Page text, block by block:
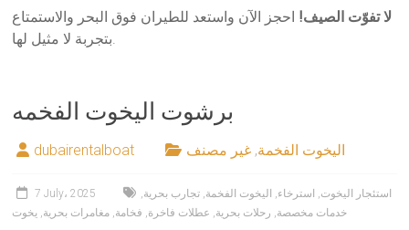
لا تفوّت الصيف! احجز الآن واستعد للطيران فوق البحر والاستمتاع
بتجربة لا مثيل لها.
برشوت اليخوت الفخمه
dubairentalboat اليخوت الفخمة, غير مصنف
7 July، 2025 استئجار اليخوت, استرخاء, اليخوت الفخمة, تجارب بحرية,
خدمات مخصصة, رحلات بحرية, عطلات فاخرة, فخامة, مغامرات بحرية, يخوت